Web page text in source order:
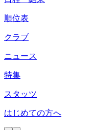
順位表
クラブ
ニュース
特集
スタッツ
はじめての方へ